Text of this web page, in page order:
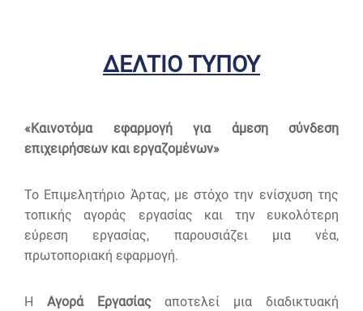
ΔΕΛΤΙΟ ΤΥΠΟΥ
«Καινοτόμα εφαρμογή για άμεση σύνδεση
επιχειρήσεων και εργαζομένων»
Το Επιμελητήριο Άρτας, με στόχο την ενίσχυση της
τοπικής αγοράς εργασίας και την ευκολότερη
εύρεση εργασίας, παρουσιάζει μια νέα,
πρωτοποριακή εφαρμογή.
Η Αγορά Εργασίαςαποτελεί μια διαδικτυακή